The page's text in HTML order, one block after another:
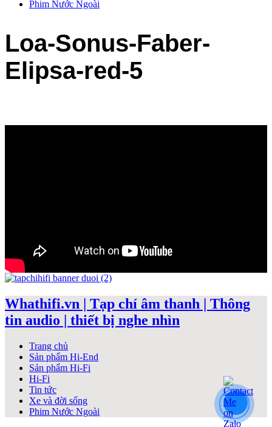
Phim Nước Ngoài
Loa-Sonus-Faber-
Elipsa-red-5
Whathifi.vn | Tạp chí âm thanh | Thông
tin audio | thiết bị nghe nhìn
Trang chủ
Sản phẩm Hi-End
Sản phẩm Hi-Fi
Hi-Fi
Tin tức
Xe và đời sống
Phim Nước Ngoài